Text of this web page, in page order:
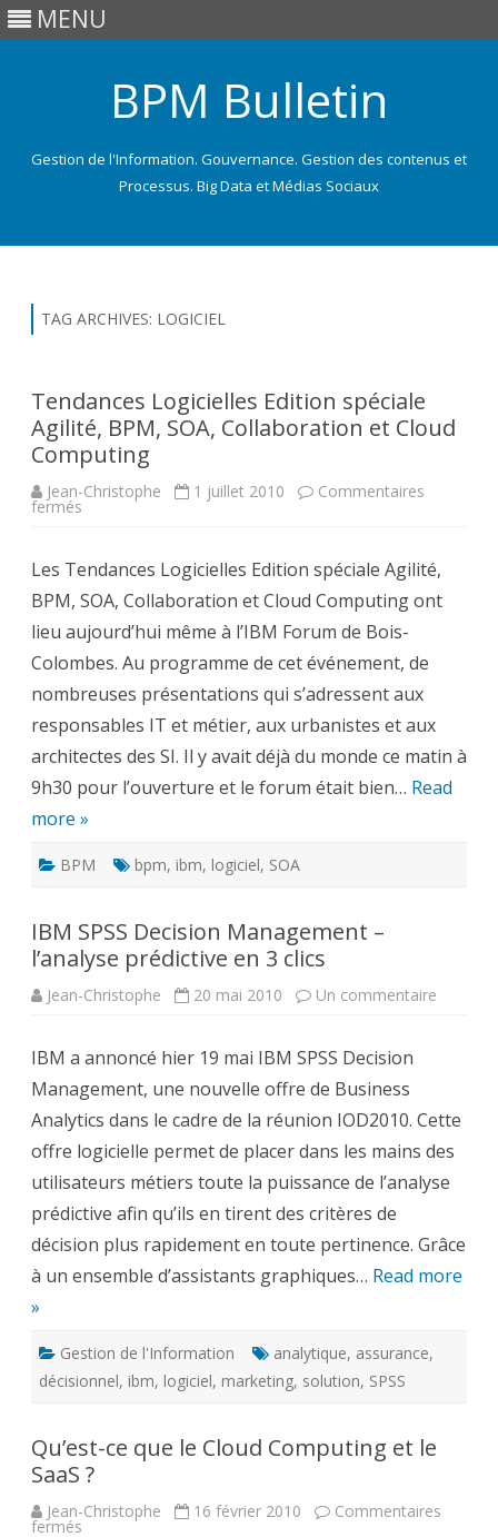
MENU
BPM Bulletin
Gestion de l'Information. Gouvernance. Gestion des contenus et
Processus. Big Data et Médias Sociaux
TAG ARCHIVES: LOGICIEL
Tendances Logicielles Edition spéciale
Agilité, BPM, SOA, Collaboration et Cloud
Computing
Jean-Christophe 1 juillet 2010 Commentaires
fermés
spéciale
Agilité,
BPM,
SOA,
Collaboration
et
Cloud
Computing
Les Tendances Logicielles Edition spéciale Agilité,
BPM, SOA, Collaboration et Cloud Computing ont
lieu aujourd’hui même à l’IBM Forum de Bois-
Colombes. Au programme de cet événement, de
nombreuses présentations qui s’adressent aux
responsables IT et métier, aux urbanistes et aux
architectes des SI. Il y avait déjà du monde ce matin à
9h30 pour l’ouverture et le forum était bien… Read
more »
BPM bpm, ibm, logiciel, SOA
IBM SPSS Decision Management –
l’analyse prédictive en 3 clics
Jean-Christophe 20 mai 2010 Un commentaire
en
3
clics
IBM a annoncé hier 19 mai IBM SPSS Decision
Management, une nouvelle offre de Business
Analytics dans le cadre de la réunion IOD2010. Cette
offre logicielle permet de placer dans les mains des
utilisateurs métiers toute la puissance de l’analyse
prédictive afin qu’ils en tirent des critères de
décision plus rapidement en toute pertinence. Grâce
à un ensemble d’assistants graphiques… Read more
»
Gestion de l'Information analytique, assurance,
décisionnel, ibm, logiciel, marketing, solution, SPSS
Qu’est-ce que le Cloud Computing et le
SaaS ?
Jean-Christophe 16 février 2010 Commentaires
fermés